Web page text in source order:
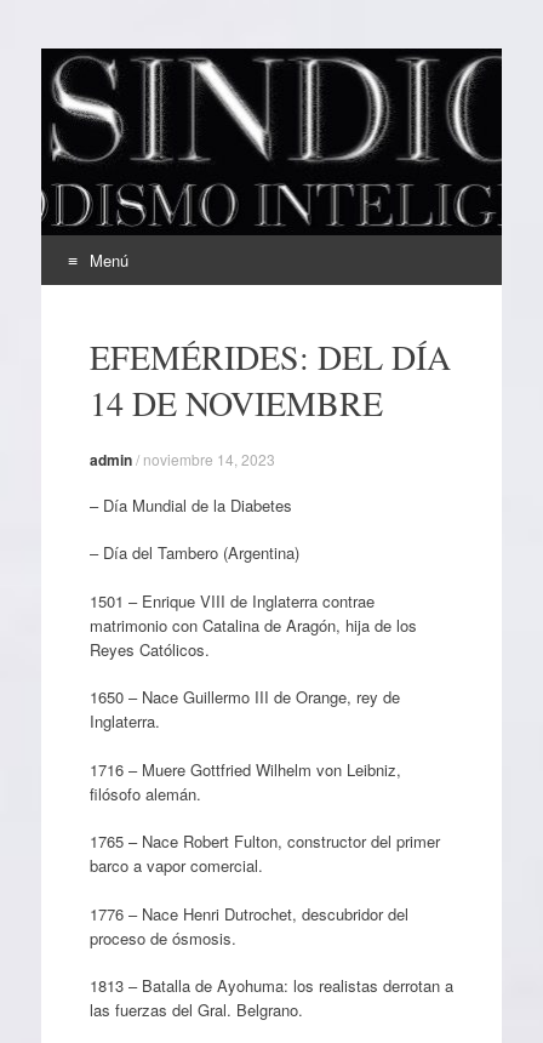
EL SINDICAL
Periodismo Inteligente
Menú
contenidoEFEMÉRIDES: DEL DÍA
14 DE NOVIEMBRE
admin/ noviembre 14, 2023
– Día Mundial de la Diabetes
– Día del Tambero (Argentina)
1501 – Enrique VIII de Inglaterra contrae
matrimonio con Catalina de Aragón, hija de los
Reyes Católicos.
1650 – Nace Guillermo III de Orange, rey de
Inglaterra.
1716 – Muere Gottfried Wilhelm von Leibniz,
filósofo alemán.
1765 – Nace Robert Fulton, constructor del primer
barco a vapor comercial.
1776 – Nace Henri Dutrochet, descubridor del
proceso de ósmosis.
1813 – Batalla de Ayohuma: los realistas derrotan a
las fuerzas del Gral. Belgrano.